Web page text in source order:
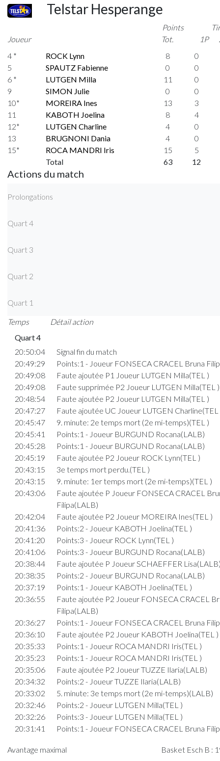
Telstar Hesperange
Joueur
Points
Tot.
1P
4 *
ROCK Lynn 8
0
5
SPAUTZ Fabienne 0
0
6 *
LUTGEN Milla 11
0
9
SIMON Julie 0
0
10*
MOREIRA Ines 13
3
11
KABOTH Joelina 8
4
12*
LUTGEN Charline 4
0
13
BRUGNONI Dania 4
0
15*
ROCA MANDRI Iris 15
5
Total
63 12
Actions du match
Prolongations
Quart 4
Quart 3
Quart 2
Quart 1
Temps
Détail action
Quart 4
20:50:04
Signal fin du match
20:49:29
Points:1 - Joueur FONSECA CRACEL Bruna
20:49:08
Faute ajoutée P1 Joueur LUTGEN Milla(TEL )
20:49:08
Faute supprimée P2 Joueur LUTGEN Milla(TEL )
20:48:54
Faute ajoutée P2 Joueur LUTGEN Milla(TEL )
20:47:27
Faute ajoutée UC Joueur LUTGEN Charline(TEL
20:45:47
9. minute: 2e temps mort (2e mi-temps)(TEL )
20:45:41
Points:1 - Joueur BURGUND Rocana(LALB)
20:45:28
Points:1 - Joueur BURGUND Rocana(LALB)
20:45:19
Faute ajoutée P2 Joueur ROCK Lynn(TEL )
20:43:15
3e temps mort perdu.(TEL )
20:43:15
9. minute: 1er temps mort (2e mi-temps)(TEL )
20:43:06
Faute ajoutée P Joueur FONSECA CRACEL
Filipa(LALB)
20:42:04
Faute ajoutée P2 Joueur MOREIRA Ines(TEL )
20:41:36
Points:2 - Joueur KABOTH Joelina(TEL )
20:41:20
Points:3 - Joueur ROCK Lynn(TEL )
20:41:06
Points:3 - Joueur BURGUND Rocana(LALB)
20:38:44
Faute ajoutée P Joueur SCHAEFFER
20:38:35
Points:2 - Joueur BURGUND Rocana(LALB)
20:37:19
Points:1 - Joueur KABOTH Joelina(TEL )
20:36:55
Faute ajoutée P2 Joueur FONSECA CRACEL
Filipa(LALB)
20:36:27
Points:1 - Joueur FONSECA CRACEL Bruna
20:36:10
Faute ajoutée P2 Joueur KABOTH Joelina(TEL )
20:35:33
Points:1 - Joueur ROCA MANDRI Iris(TEL )
20:35:23
Points:1 - Joueur ROCA MANDRI Iris(TEL )
20:35:06
Faute ajoutée P2 Joueur TUZZE Ilaria(LALB)
20:34:32
Points:2 - Joueur TUZZE Ilaria(LALB)
20:33:02
5. minute: 3e temps mort (2e mi-temps)(LALB)
20:32:46
Points:2 - Joueur LUTGEN Milla(TEL )
20:32:26
Points:3 - Joueur LUTGEN Milla(TEL )
20:31:41
Points:1 - Joueur FONSECA CRACEL Bruna
20:31:19
Faute ajoutée UC Joueur KABOTH Joelina(TEL )
Avantage maximal Basket Esch B :